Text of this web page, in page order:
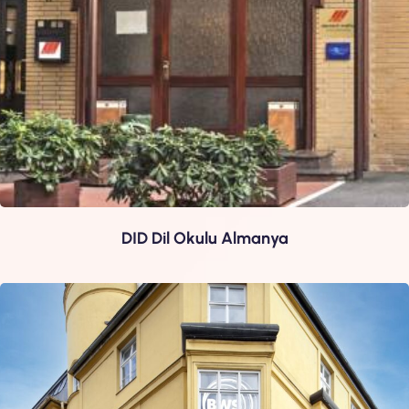
tercih edebilirsin.
Daha fazla bilgi edinmek için, aşağıda yer alan
Almanya’daki dil okullarını inceleyebilir ya da okul, program,
konaklama ve fiyat konularında, sana özel öneriler
sunabilmemiz için hemen bize
ulaşabilirsin…
Almanya’da Almanca Dil Eğitimi
pratiği yapabilir,
Avrupa’nın merkezi olan şehirlerde bir dil öğrenme
imkânına sahip olabilir,
Dünya çapında tanınan dil eğitimi sertifikalarına
sahip olabilir,
DID Dil Okulu Almanya